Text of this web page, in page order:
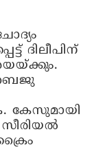
ദിലീപിന്
കേസുമായി
സീരിയല്‍